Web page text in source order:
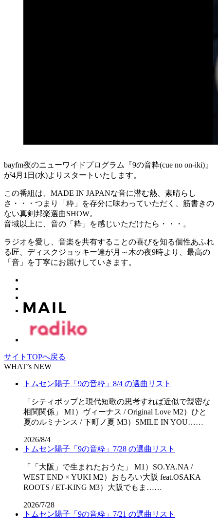
bayfm夜のニューワイドプログラム『9の音粋(cue no on-iki)』
が4月1日(水)よりスタートいたします。
この番組は、MADE IN JAPANな音に潜む熱、素晴らし
さ・・・つまり「粋」を存分に味わっていただく、筋書きの
ない真剣邦楽選曲SHOW。
音域以上に、音の「粋」を感じいただけたら・・・。
ラジオを愛し、音楽を共有することの喜びを知る個性あふれ
る匠、ディスクジョッキー達が月～木の夜9時より、最高の
「音」を丁寧にお届けしていきます。
サイトTOPへ戻る
WHAT’s NEW
トムセン陽子「9の音粋」8/4 の選曲リスト
「シティポップと現代短歌の思考すれば近似で親密な
相関関係」 M1）ヴィーナス / Original Love M2）ひと
夏のルミナンス / 下町ノ夏 M3）SMILE IN YOU……
2026/8/4
トムセン陽子「9の音粋」7/28 の選曲リスト
「「⼤阪」で⽣まれたおうた」 M1）SO.YA.NA /
WEST END × YUKI M2）おもろい大阪 feat.OSAKA
ROOTS / ET-KING M3）大阪でもま……
2026/7/28
トムセン陽子「9の音粋」7/21 の選曲リスト